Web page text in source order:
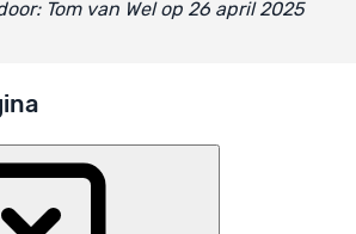
Tom van Wel op 26 april 2025